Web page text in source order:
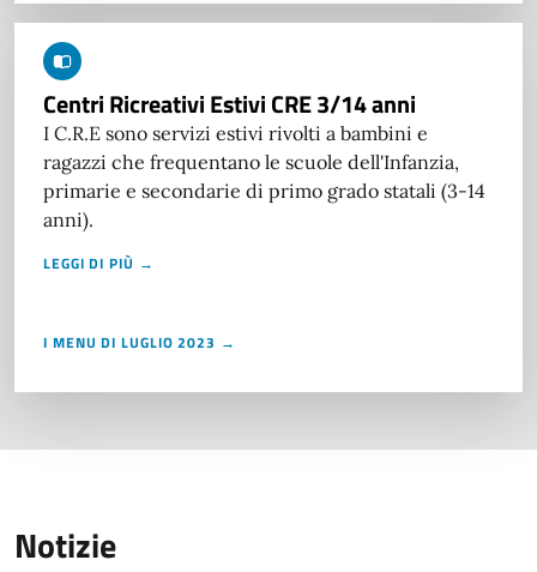
Centri Ricreativi Estivi CRE 3/14 anni
I C.R.E sono servizi estivi rivolti a bambini e
ragazzi che frequentano le scuole dell'Infanzia,
primarie e secondarie di primo grado statali (3-14
anni).
LEGGI DI PIÙ →
I MENU DI LUGLIO 2023 →
Notizie